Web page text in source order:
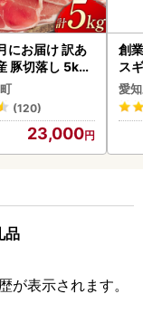
にお届け 訳あ
豚切落し 5kg
2609
(120)
23,000
創
ス
み
惣
ン
愛
品
が表示されます。